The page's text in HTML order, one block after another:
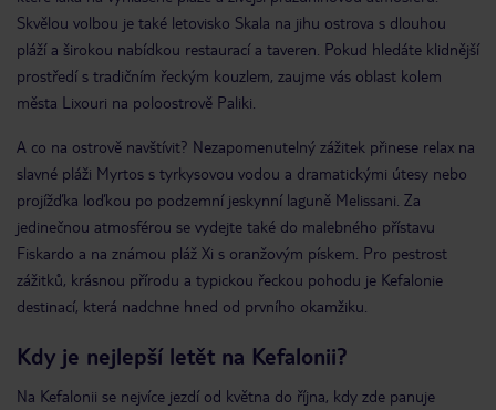
Skvělou volbou je také letovisko Skala na jihu ostrova s dlouhou
pláží a širokou nabídkou restaurací a taveren. Pokud hledáte klidnější
prostředí s tradičním řeckým kouzlem, zaujme vás oblast kolem
města Lixouri na poloostrově Paliki.
A co na ostrově navštívit? Nezapomenutelný zážitek přinese relax na
slavné pláži Myrtos s tyrkysovou vodou a dramatickými útesy nebo
projížďka loďkou po podzemní jeskynní laguně Melissani. Za
jedinečnou atmosférou se vydejte také do malebného přístavu
Fiskardo a na známou pláž Xi s oranžovým pískem. Pro pestrost
zážitků, krásnou přírodu a typickou řeckou pohodu je Kefalonie
destinací, která nadchne hned od prvního okamžiku.
Kdy je nejlepší letět na Kefalonii?
Na Kefalonii se nejvíce jezdí od května do října, kdy zde panuje